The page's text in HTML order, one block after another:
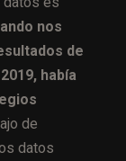
nos
de
había
de
datos